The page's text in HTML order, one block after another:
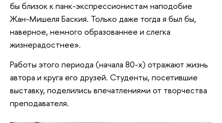
бы близок к панк-экспрессионистам наподобие
Жан-Мишеля Баския. Только даже тогда я был бы,
наверное, немного образованнее и слегка
жизнерадостнее».
Работы этого периода (начала 80-х) отражают жизнь
автора и круга его друзей. Студенты, посетившие
выставку, поделились впечатлениями от творчества
преподавателя.